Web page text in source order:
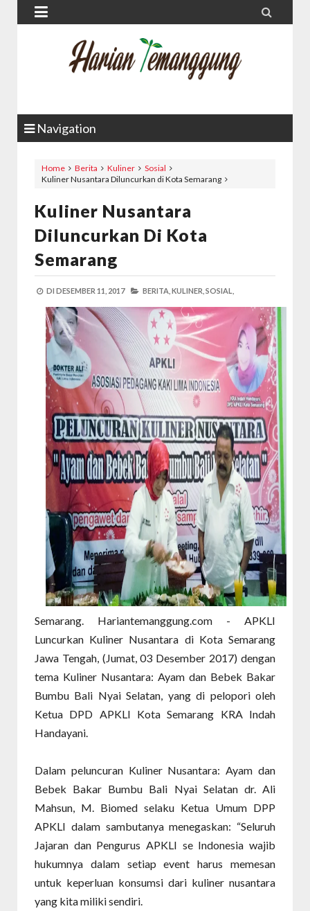
 
Navigation
Home Berita Kuliner
Sosial
Kuliner Nusantara Diluncurkan di Kota Semarang
Kuliner Nusantara
Diluncurkan Di Kota
Semarang
DI DESEMBER 11, 2017 BERITA, KULINER, SOSIAL,
Semarang. Hariantemanggung.com - APKLI
Luncurkan Kuliner Nusantara di Kota Semarang
Jawa Tengah, (Jumat, 03 Desember 2017) dengan
tema Kuliner Nusantara: Ayam dan Bebek Bakar
Bumbu Bali Nyai Selatan, yang di pelopori oleh
Ketua DPD APKLI Kota Semarang KRA Indah
Handayani.
Dalam peluncuran Kuliner Nusantara: Ayam dan
Bebek Bakar Bumbu Bali Nyai Selatan dr. Ali
Mahsun, M. Biomed selaku Ketua Umum DPP
APKLI dalam sambutanya menegaskan: “Seluruh
Jajaran dan Pengurus APKLI se Indonesia wajib
hukumnya dalam setiap event harus memesan
untuk keperluan konsumsi dari kuliner nusantara
yang kita miliki sendiri.